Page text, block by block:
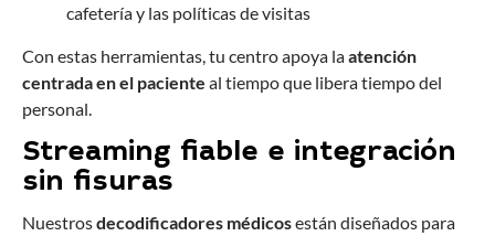
cafetería y las políticas de visitas
Con estas herramientas, tu centro apoya laatención
centrada en el paciente al tiempo que libera tiempo del
personal.
Streaming fiable e integración
sin fisuras
Nuestrosdecodificadores médicosestán diseñados para